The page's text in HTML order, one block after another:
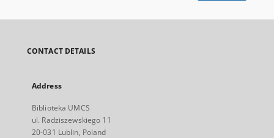
CONTACT DETAILS
Address
Biblioteka UMCS
ul. Radziszewskiego 11
20-031 Lublin, Poland